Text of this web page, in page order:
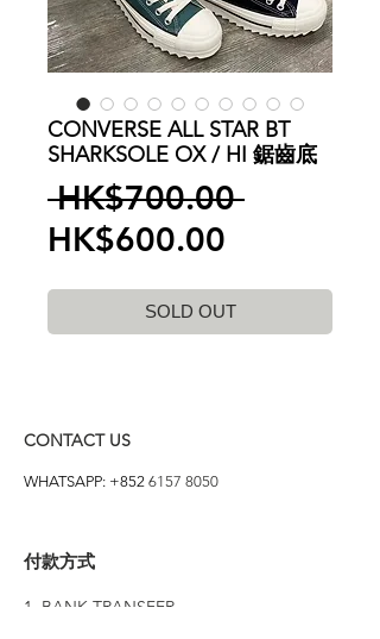
CONVERSE ALL STAR BT
SHARKSOLE OX / HI 鋸齒底
HK$700.00 一
價
HK$600.00
銷
價
SOLD OUT
CONTACT US
WHATSAPP: +852 6157 8050
付款方式
1. BANK TRANSFER